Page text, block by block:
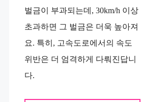
벌금이 부과되는데, 30km/h 이상
초과하면 그 벌금은 더욱 높아져
요. 특히, 고속도로에서의 속도
위반은 더 엄격하게 다뤄진답니
다.